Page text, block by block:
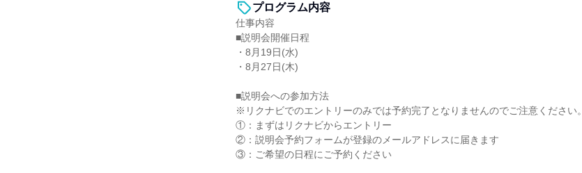
プログラム内容
仕事内容
■説明会開催日程
・8月19日(水)
・8月27日(木)
■説明会への参加方法
※リクナビでのエントリーのみでは予約完了となりませんのでご注意ください。
①：まずはリクナビからエントリー
②：説明会予約フォームが登録のメールアドレスに届きます
③：ご希望の日程にご予約ください